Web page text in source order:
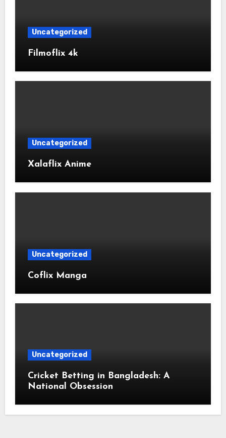
Uncategorized
Filmoflix 4k
Uncategorized
Xalaflix Anime
Uncategorized
Coflix Manga
Uncategorized
Cricket Betting in Bangladesh: A
National Obsession